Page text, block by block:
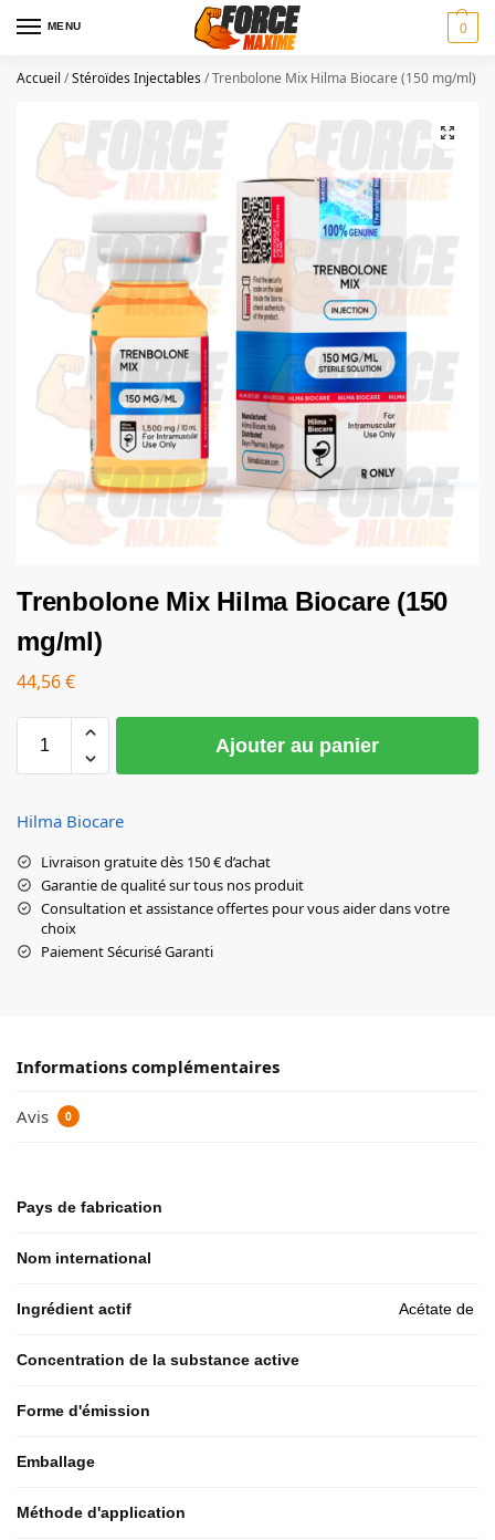
MENU 0
Accueil /Stéroïdes Injectables/Trenbolone Mix Hilma Biocare (150 mg/ml)
Trenbolone Mix Hilma Biocare (150
mg/ml)
44,56€
Ajouter au panier
Hilma Biocare
Livraison gratuite dès 150 € d’achat
Garantie de qualité sur tous nos produit
Consultation et assistance offertes pour vous aider dans votre
choix
Paiement Sécurisé Garanti
Informations complémentaires
Avis 0
Pays de fabrication
Nom international
Ingrédient actif Acétate de
Concentration de la substance active
Forme d'émission
Emballage
Méthode d'application